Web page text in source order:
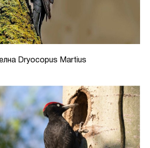
Dryocopus Martius